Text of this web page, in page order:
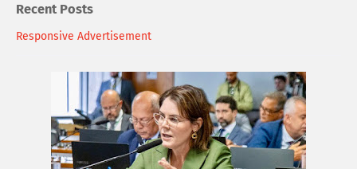
Recent Posts
Responsive Advertisement